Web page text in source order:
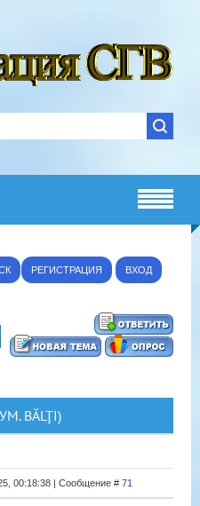
РЕГИСТРАЦИЯ ВХОД
BĂLŢI)
00:18:38 | Сообщение # 71